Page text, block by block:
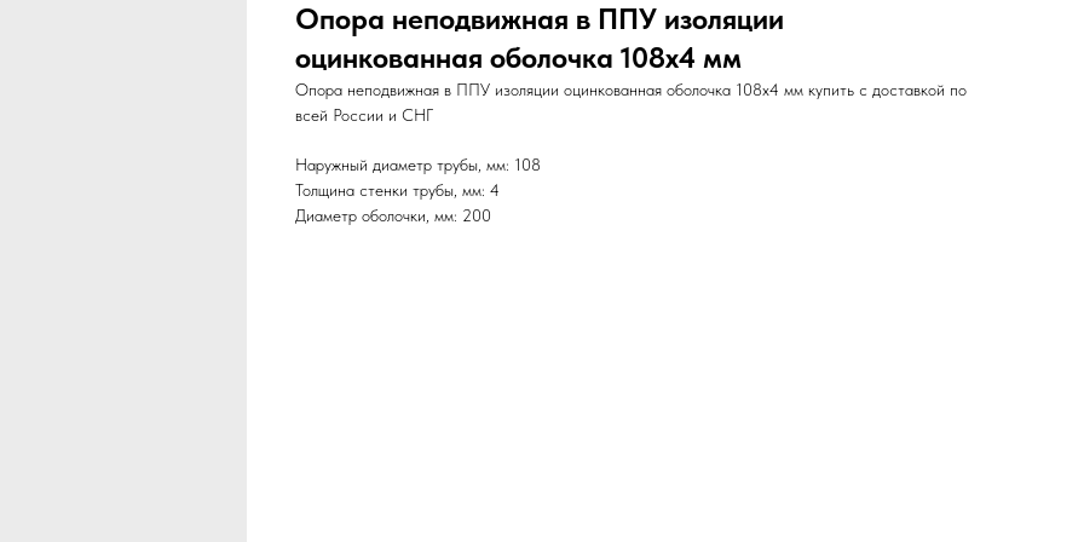
Опора неподвижная в ППУ изоляции
оцинкованная оболочка 108х4 мм
Опора неподвижная в ППУ изоляции оцинкованная оболочка 108х4 мм купить с доставкой по
всей России и СНГ
Наружный диаметр трубы, мм: 108
Толщина стенки трубы, мм: 4
Диаметр оболочки, мм: 200